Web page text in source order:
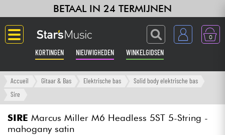
BETAAL IN 24 TERMIJNEN
0
KORTINGEN NIEUWIGHEDEN WINKELGIDSEN
Langue
Versterker & Effecten
Accueil Gitaar & Bas Elektrische bas
Solid body elektrische bas
Sire
SIRE Marcus Miller M6 Headless 5ST 5-String -
mahogany satin